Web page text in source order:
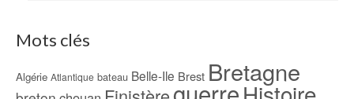
Mots clés
Algérie Atlantique bateau Belle-Ile Brest Bretagne